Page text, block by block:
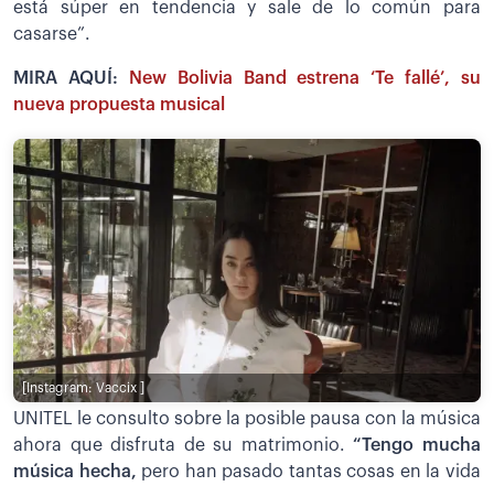
está súper en tendencia y sale de lo común para
casarse”.
MIRA AQUÍ:
New Bolivia Band estrena ‘Te fallé’, su
nueva propuesta musical
[Instagram: Vaccix ]
UNITEL le consulto sobre la posible pausa con la música
ahora que disfruta de su matrimonio. “Tengo mucha
música hecha, pero han pasado tantas cosas en la vida